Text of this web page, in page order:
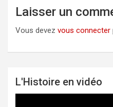
Laisser un
Vous devez vous connecter
L'Histoire en vidéo